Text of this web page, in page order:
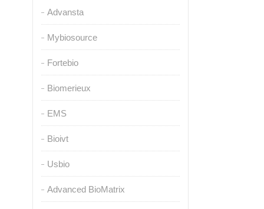
Advansta
Mybiosource
Fortebio
Biomerieux
EMS
Bioivt
Usbio
Advanced BioMatrix